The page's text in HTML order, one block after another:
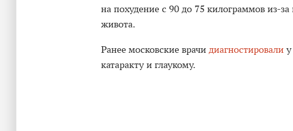
на похудение с 90 до 75 килограммов из-за
живота.
Ранее московские врачи диагностировали
катаракту и глаукому.